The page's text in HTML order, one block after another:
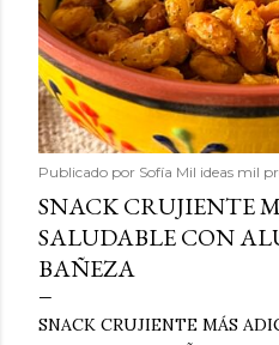
Publicado por Sofía Mil ideas mil
SNACK CRUJIENTE
SALUDABLE CON
BAÑEZA
SNACK CRUJIENTE MÁS